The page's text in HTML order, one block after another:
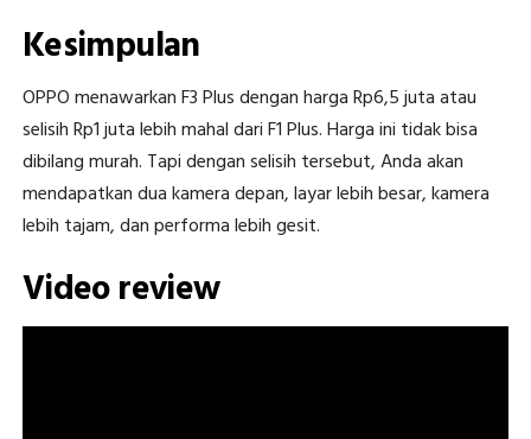
Kesimpulan
OPPO menawarkan F3 Plus dengan harga Rp6,5 juta atau
selisih Rp1 juta lebih mahal dari F1 Plus. Harga ini tidak bisa
dibilang murah. Tapi dengan selisih tersebut, Anda akan
mendapatkan dua kamera depan, layar lebih besar, kamera
lebih tajam, dan performa lebih gesit.
Video review